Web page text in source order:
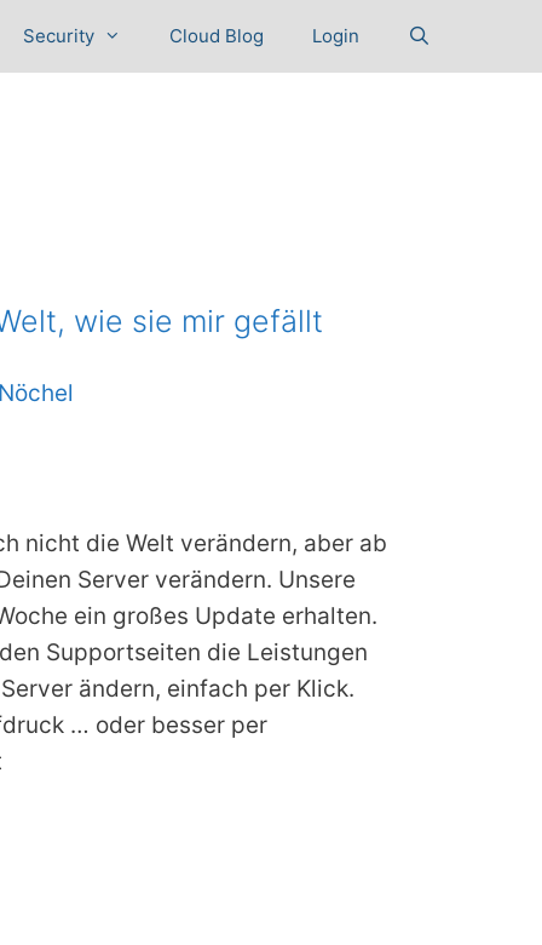
Security Cloud Blog Login
wie sie mir gefällt
nicht die Welt verändern, aber ab
Server verändern. Unsere
ein großes Update erhalten.
Supportseiten die Leistungen
ändern, einfach per Klick.
… oder besser per